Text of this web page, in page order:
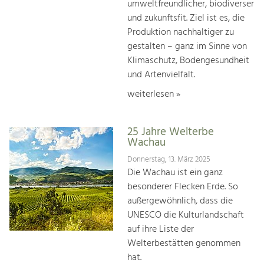
umweltfreundlicher, biodiverser
und zukunftsfit. Ziel ist es, die
Produktion nachhaltiger zu
gestalten – ganz im Sinne von
Klimaschutz, Bodengesundheit
und Artenvielfalt.
weiterlesen »
25 Jahre Welterbe
Wachau
Donnerstag, 13. März 2025
Die Wachau ist ein ganz
besonderer Flecken Erde. So
außergewöhnlich, dass die
UNESCO die Kulturlandschaft
auf ihre Liste der
Welterbestätten genommen
hat.